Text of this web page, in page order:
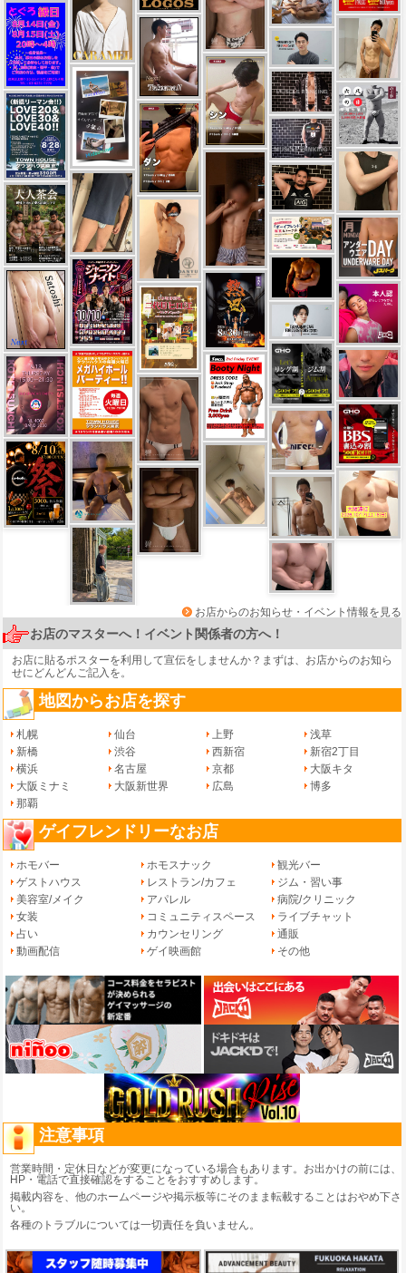
お店からのお知らせ・イベント情報を見る
お店のマスターへ！イベント関係者の方へ！
お店に貼るポスターを利用して宣伝をしませんか？まずは、 お店からのお知ら
せにどんどんご記入を。
地図からお店を探す
札幌 仙台 上野
浅草
新橋
渋谷 西新宿
新宿2丁目
横浜
名古屋 京都
大阪キタ
大阪ミナミ
大阪新世界 広島
博多
那覇
ゲイフレンドリーなお店
ホモバー ホモスナック
観光バー
ゲストハウス
レストラン/カフェ
ジム・習い事
美容室/メイク
アパレル
病院/クリニック
女装
コミュニティスペース
ライブチャット
占い
カウンセリング
通販
動画配信
ゲイ映画館 その他
注意事項
営業時間・定休日などが変更になっている場合もあります。お出かけの前には、
HP・電話で直接確認をすることをおすすめします。
掲載内容を、他のホームページや掲示板等にそのまま転載することはおやめ下さ
い。
各種のトラブルについては一切責任を負いません。